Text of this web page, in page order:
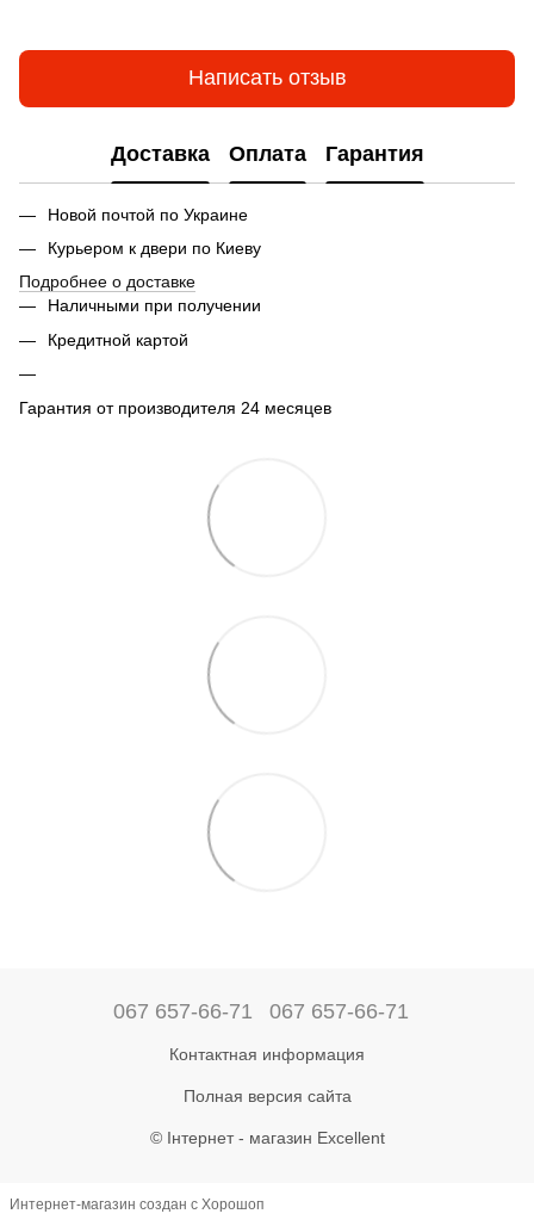
Написать отзыв
Доставка Оплата Гарантия
Новой почтой по Украине
Курьером к двери по Киеву
Подробнее о доставке
Наличными при получении
Кредитной картой
Гарантия от производителя 24 месяцев
067 657-66-71 067 657-66-71
Контактная информация
Полная версия сайта
© Інтернет - магазин Excellent
Интернет-магазин создан с Хорошоп